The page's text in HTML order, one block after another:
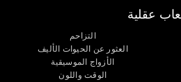
عقلية
التزاحم
العثور عن الحيوات الأليف
الأزواج الموسيقية
الوقت واللون